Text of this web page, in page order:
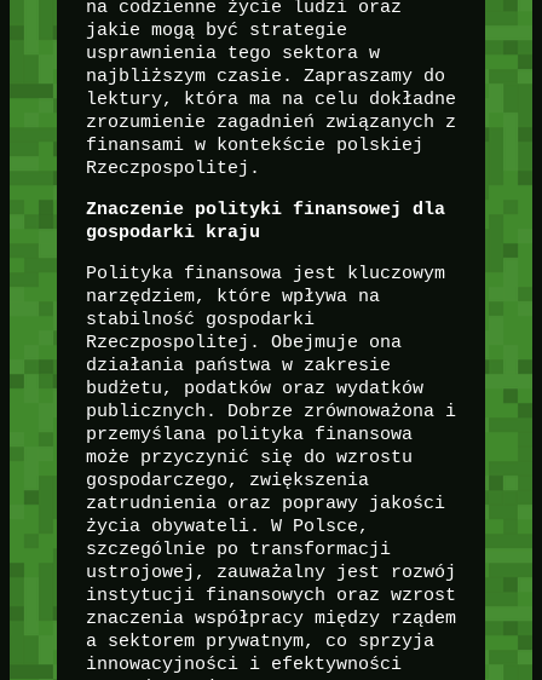
na codzienne życie ludzi oraz
jakie mogą być strategie
usprawnienia tego sektora w
najbliższym czasie. Zapraszamy do
lektury, która ma na celu dokładne
zrozumienie zagadnień związanych z
finansami w kontekście polskiej
Rzeczpospolitej.
Znaczenie polityki finansowej dla
gospodarki kraju
Polityka finansowa jest kluczowym
narzędziem, które wpływa na
stabilność gospodarki
Rzeczpospolitej. Obejmuje ona
działania państwa w zakresie
budżetu, podatków oraz wydatków
publicznych. Dobrze zrównoważona i
przemyślana polityka finansowa
może przyczynić się do wzrostu
gospodarczego, zwiększenia
zatrudnienia oraz poprawy jakości
życia obywateli. W Polsce,
szczególnie po transformacji
ustrojowej, zauważalny jest rozwój
instytucji finansowych oraz wzrost
znaczenia współpracy między rządem
a sektorem prywatnym, co sprzyja
innowacyjności i efektywności